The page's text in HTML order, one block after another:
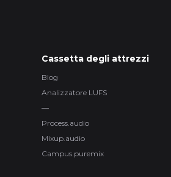
Cassetta degli attrezzi
Blog
Analizzatore LUFS
—
Process.audio
Mixup.audio
Campus.puremix